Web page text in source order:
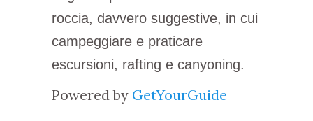
roccia, davvero suggestive, in cui
campeggiare e praticare
escursioni, rafting e canyoning.
Powered by GetYourGuide